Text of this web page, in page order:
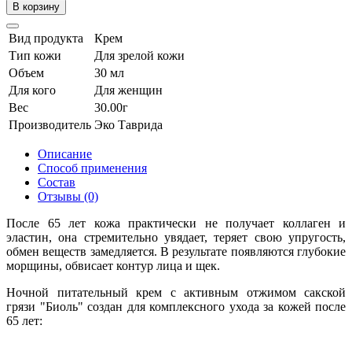
В корзину
Вид продукта
Крем
Тип кожи
Для зрелой кожи
Объем
30 мл
Для кого
Для женщин
Вес
30.00г
Производитель Эко Таврида
Описание
Способ применения
Состав
Отзывы (0)
После 65 лет кожа практически не получает коллаген и
эластин, она стремительно увядает, теряет свою упругость,
обмен веществ замедляется. В результате появляются глубокие
морщины, обвисает контур лица и щек.
Ночной питательный крем с активным отжимом сакской
грязи "Биоль" создан для комплексного ухода за кожей после
65 лет: